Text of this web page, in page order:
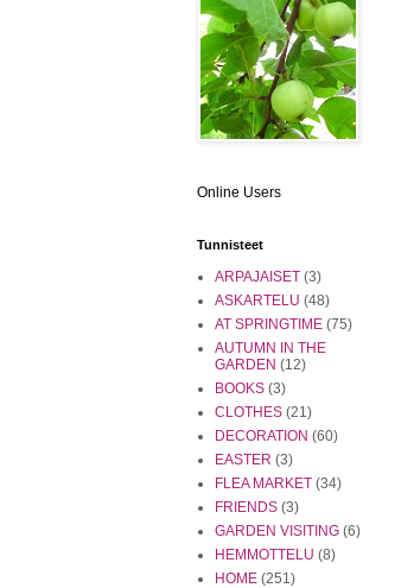
Online Users
Tunnisteet
ARPAJAISET (3)
ASKARTELU (48)
AT SPRINGTIME (75)
AUTUMN IN THE
GARDEN (12)
BOOKS (3)
CLOTHES (21)
DECORATION (60)
EASTER (3)
FLEA MARKET (34)
FRIENDS (3)
GARDEN VISITING (6)
HEMMOTTELU (8)
HOME (251)